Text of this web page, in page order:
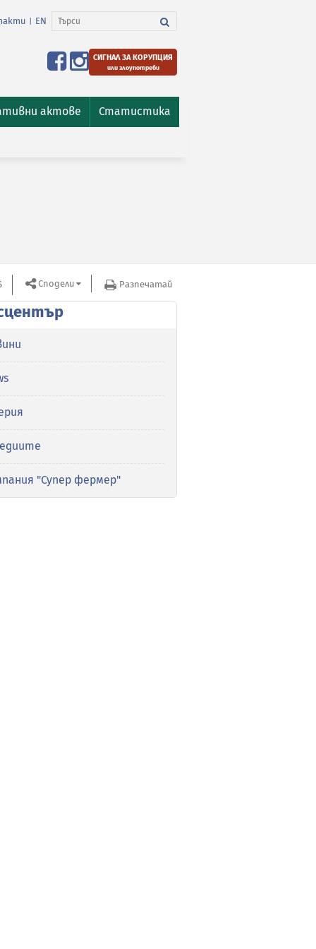
EN
СИГНАЛ ЗА КОРУПЦИЯ
или злоупотреби
актове Статистика
Сподели Разпечатай
"Супер фермер"